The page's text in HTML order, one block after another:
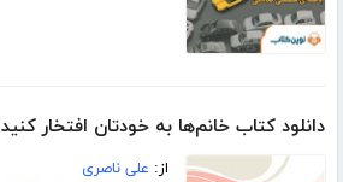
دانلود کتاب خانم‌ها به خودتان افتخار کنید
از: علی ناصری